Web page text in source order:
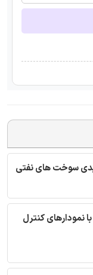
سوخت های نفتی
نمودارهای کنترل